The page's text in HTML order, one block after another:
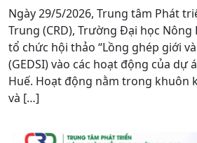
Ngày 29/5/2026, Trung tâm Phát
Trung (CRD), Trường Đại học Nông
tổ chức hội thảo “Lồng ghép giới
(GEDSI) vào các hoạt động của dự
Huế. Hoạt động nằm trong khuôn
và […]